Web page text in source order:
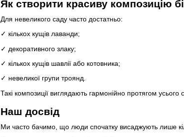
Як створити красиву композицію
Для невеликого саду часто достатньо:
✓ кількох кущів лаванди;
✓ декоративного злаку;
✓ кількох кущів шавлії або котовника;
✓ невеликої групи троянд.
Такі композиції виглядають гармонійно протягом усього
Наш досвід
Ми часто бачимо, що люди спочатку висаджують лише